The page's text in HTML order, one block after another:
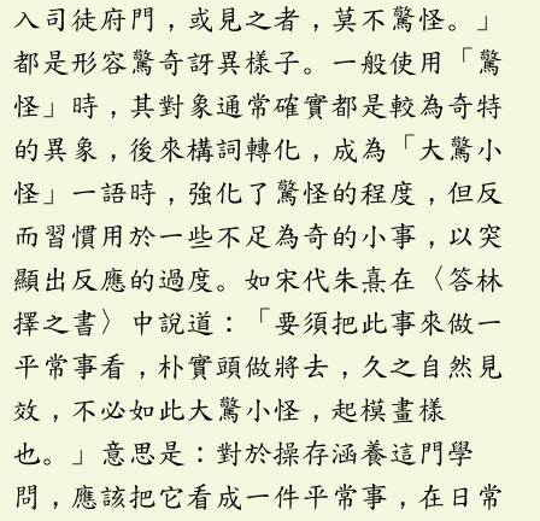
入司徒府門，或見之者，莫不驚怪。」
都是形容驚奇訝異樣子。一般使用「驚
怪」時，其對象通常確實都是較為奇特
的異象，後來構詞轉化，成為「大驚小
怪」一語時，強化了驚怪的程度，但反
而習慣用於一些不足為奇的小事，以突
顯出反應的過度。如宋代朱熹在〈答林
擇之書〉中說道：「要須把此事來做一
平常事看，朴實頭做將去，久之自然見
效，不必如此大驚小怪，起模畫樣
也。」意思是：對於操存涵養這門學
問，應該把它看成一件平常事，在日常